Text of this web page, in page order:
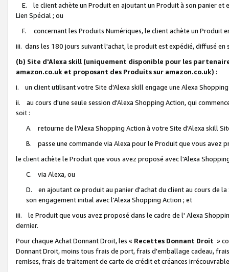
E. le client achète un Produit en ajoutant un Produit à son panier et
Lien Spécial ; ou
F. concernant les Produits Numériques, le client achète un Produit
iii. dans les 180 jours suivant l'achat, le produit est expédié, diffusé
(b) Site d'Alexa skill (uniquement disponible pour les
amazon.co.uk et proposant des Produits sur amazon.co.uk) :
i. un client utilisant votre Site d'Alexa skill engage une Alexa
ii. au cours d'une seule session d'Alexa Shopping Action, qui
soit :
A. retourne de l'Alexa Shopping Action à votre Site d'Alexa skill
B. passe une commande via Alexa pour le Produit que vous avez
le client achète le Produit que vous avez proposé avec l'Alexa
C. via Alexa, ou
D. en ajoutant ce produit au panier d'achat du client au cours de
son engagement initial avec l'Alexa Shopping Action ; et
iii. le Produit que vous avez proposé dans le cadre de l' Alexa
dernier.
Pour chaque Achat Donnant Droit, les « Recettes Donnant Droit »
Donnant Droit, moins tous frais de port, frais d'emballage cadeau,
remises, frais de traitement de carte de crédit et créances